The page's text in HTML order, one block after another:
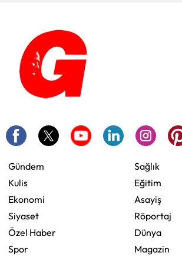
Gündem
Kulis
Ekonomi
Siyaset
Özel Haber
Spor
Sağlık
Eğitim
Asayiş
Röportaj
Dünya
Magazin